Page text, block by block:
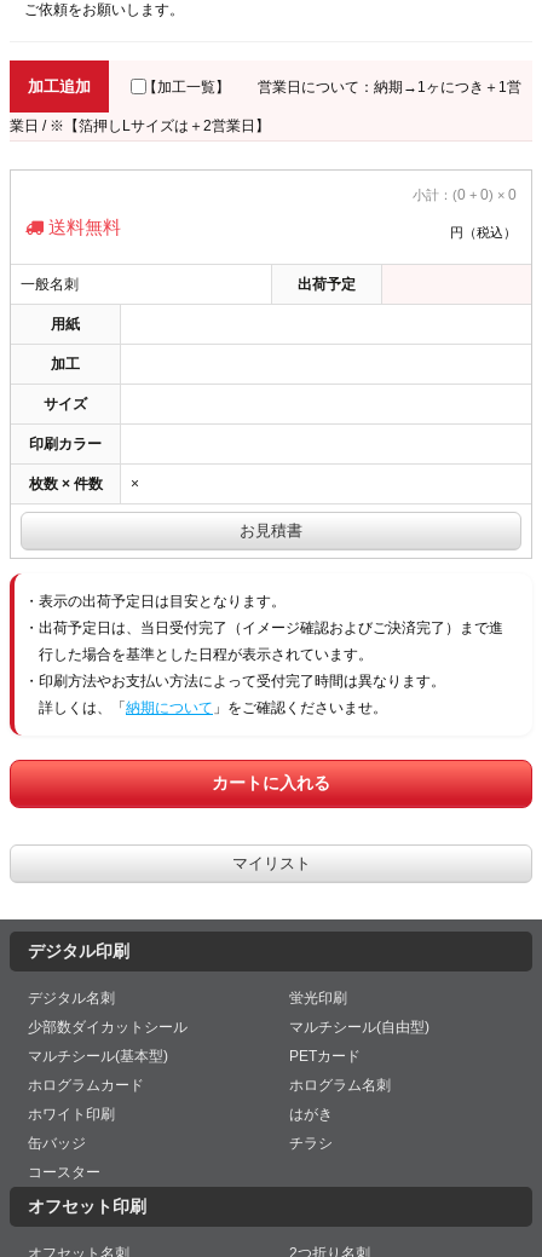
ご依頼をお願いします。
加工追加 【加工一覧】 営業日について：納期→1ヶにつき＋1営
業日 / ※【箔押しLサイズは＋2営業日】
一般名刺
用紙
加工
サイズ
印刷カラー
枚数 × 件数
出荷予定
×
小計：(0 + 0) × 0
送料無料 円（税込）
表示の出荷予定日は目安となります。
出荷予定日は、当日受付完了（イメージ確認およびご決済完了）まで進
行した場合を基準とした日程が表示されています。
印刷方法やお支払い方法によって受付完了時間は異なります。
詳しくは、「 納期について 」をご確認くださいませ。
デジタル印刷
デジタル名刺
蛍光印刷
少部数ダイカットシール
マルチシール(自由型)
マルチシール(基本型)
PETカード
ホログラムカード
ホログラム名刺
ホワイト印刷
はがき
缶バッジ
チラシ
コースター
オフセット印刷
オフセット名刺
2つ折り名刺